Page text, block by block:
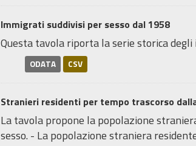
Immigrati suddivisi per sesso dal 1958
Questa tavola riporta la serie storica
ODATA CSV
Stranieri residenti per tempo trascorso
La tavola propone la popolazione
sesso. - La popolazione straniera